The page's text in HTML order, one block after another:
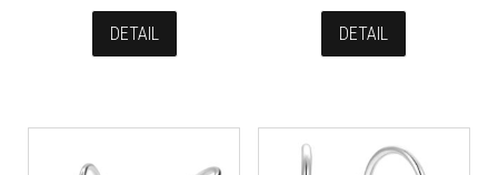
DETAIL DETAIL